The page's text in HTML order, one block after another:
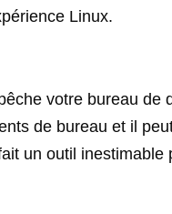
Linux.
votre bureau de
de bureau et il
un outil inestimable